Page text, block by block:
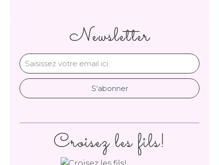
Newsletter
Croisez les fils!